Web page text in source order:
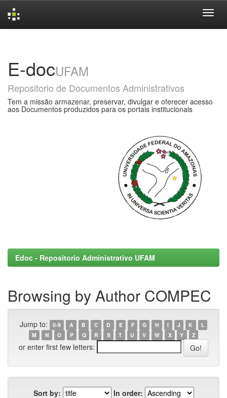
E-docUFAM
Repositorio de Documentos Administrativos
Tem a missão armazenar, preservar, divulgar e oferecer acesso
aos Documentos produzidos para os portais institucionais
Edoc - Repositorio Administrativo UFAM
Browsing by Author COMPEC
Jump to: 0-9 A B C D E F G H I J K
L
M
N O P Q R S T U V W X Y Z
or enter first few letters:
Sort by:
In order: